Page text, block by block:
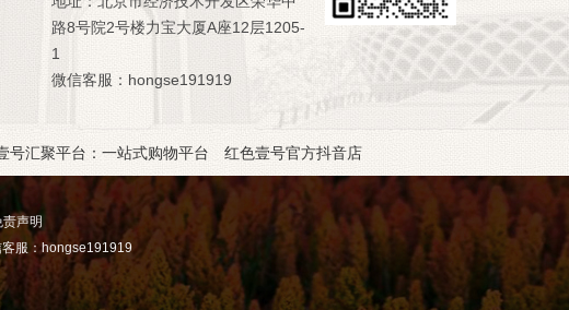
路8号院2号楼力宝大厦A座12层1205-
1
微信客服：hongse191919
号汇聚平台：一站式购物平台 红色壹号官方抖音店
责声明
服：hongse191919